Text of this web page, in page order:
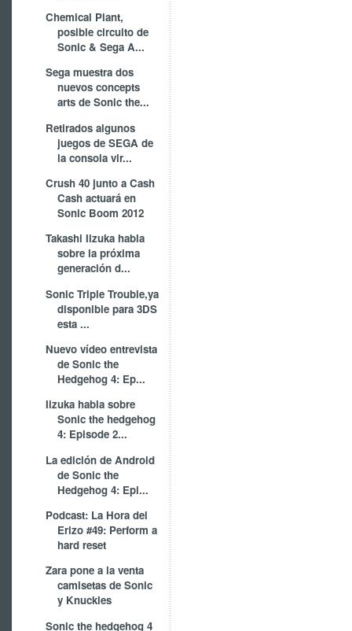
Chemical Plant,
posible circuito de
Sonic & Sega A...
Sega muestra dos
nuevos concepts
arts de Sonic the...
Retirados algunos
juegos de SEGA de
la consola vir...
Crush 40 junto a Cash
Cash actuará en
Sonic Boom 2012
Takashi Iizuka habla
sobre la próxima
generación d...
Sonic Triple Trouble,ya
disponible para 3DS
esta ...
Nuevo vídeo entrevista
de Sonic the
Hedgehog 4: Ep...
Iizuka habla sobre
Sonic the hedgehog
4: Episode 2...
La edición de Android
de Sonic the
Hedgehog 4: Epi...
Podcast: La Hora del
Erizo #49: Perform a
hard reset
Zara pone a la venta
camisetas de Sonic
y Knuckles
Sonic the hedgehog 4